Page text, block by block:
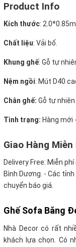
Product Info
Kích thước: 2.0*0.85m
Chất liệu: Vải bố.
Khung ghế: Gỗ tự
Nệm ngồi: Mút D40
Chân ghế: Gỗ tự nhiên
Tình trạng: Hàng mới
Giao Hàng Miễn
Delivery Free: Miễn
Bình Dương. - Các
chuyển báo giá.
Ghế Sofa Băng
Nhà Decor có rất
khách lựa chọn. Có